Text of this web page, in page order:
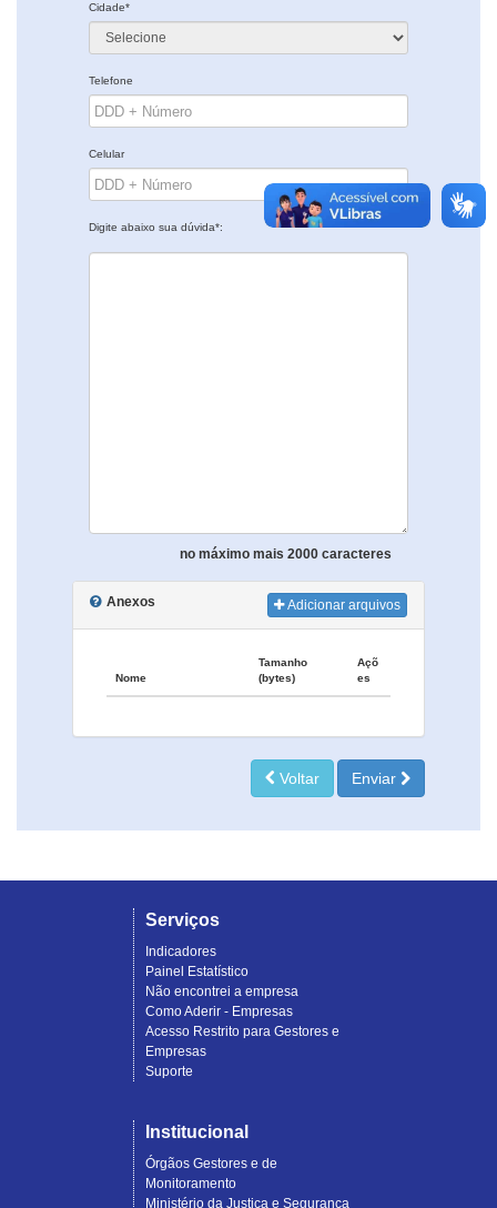
Cidade*
Telefone
Celular
Digite abaixo sua dúvida*:
no máximo mais 2000 caracteres
Anexos Adicionar arquivos
Nome
Tamanho
(bytes)
Açõ
es
Voltar Enviar
Serviços
Indicadores
Painel Estatístico
Não encontrei a empresa
Como Aderir - Empresas
Acesso Restrito para Gestores e
Empresas
Suporte
Institucional
Órgãos Gestores e de
Monitoramento
Ministério da Justiça e Segurança